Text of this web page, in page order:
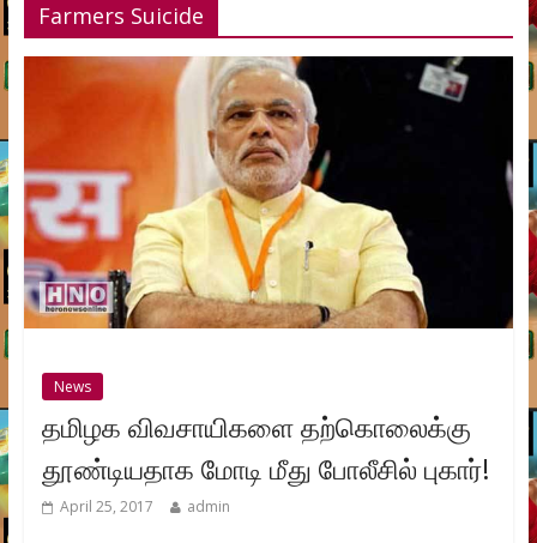
Farmers Suicide
News
தமிழக விவசாயிகளை தற்கொலைக்கு
தூண்டியதாக மோடி மீது போலீசில் புகார்!
April 25, 2017 admin